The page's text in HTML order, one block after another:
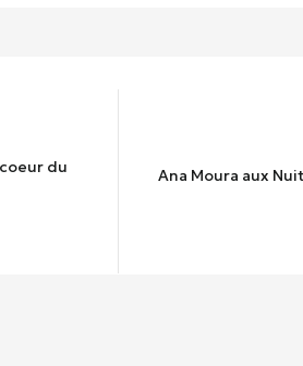
du
Ana Moura aux